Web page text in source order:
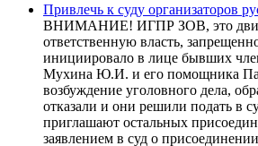
Привлечь к суду организаторов
ВНИМАНИЕ! ИГПР ЗОВ, это
ответственную власть,
инициировало в лице бывших
Мухина Ю.И. и его помощника
возбуждение уголовного дела,
отказали и они решили подать в
приглашают остальных
заявлением в суд о